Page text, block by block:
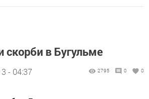
скорби в Бугульме
- 04:37 2795 0 0